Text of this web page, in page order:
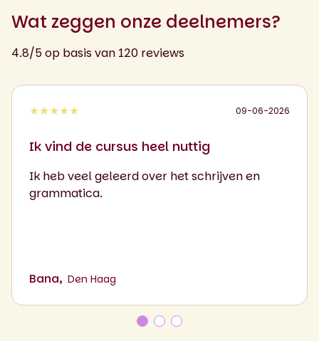
Wat zeggen onze deelnemers?
4.8/5 op basis van 120 reviews
★★★★★ 09-06-2026
Ik vind de cursus heel nuttig
Ik heb veel geleerd over het schrijven en
grammatica.
Bana, Den Haag